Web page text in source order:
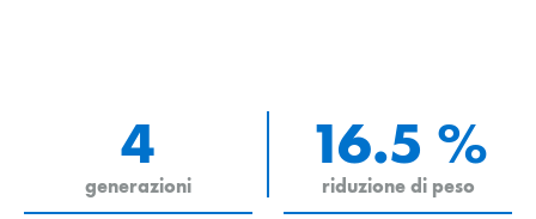
4
generazioni
16.5 %
riduzione di peso